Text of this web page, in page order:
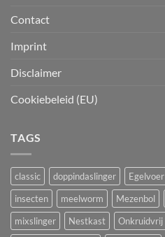
Contact
Imprint
Disclaimer
Cookiebeleid (EU)
TAGS
classic doppindaslinger Egelvoer
insecten
meelworm Mezenbol
mixslinger
Nestkast Onkruidvrij